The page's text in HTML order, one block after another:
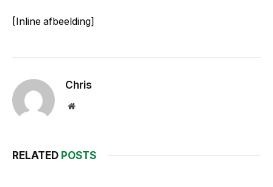
[Inline afbeelding]
Chris
Website
RELATED POSTS